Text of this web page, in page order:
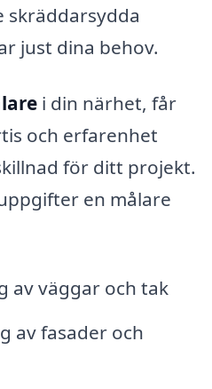
skräddarsydda
just dina behov.
i din närhet, får
och erfarenhet
för ditt projekt.
en målare
av väggar och tak
av fasader och